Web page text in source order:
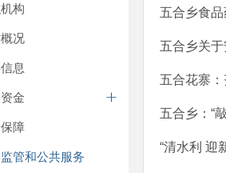
构
况
息
金
障
管和公共服务
五合乡食
五合乡关
五合花寨
五合乡：“
“清水利 迎